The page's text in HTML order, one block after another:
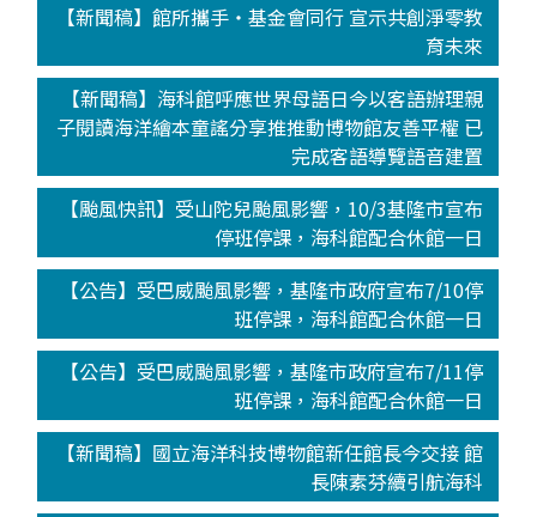
【新聞稿】館所攜手‧基金會同行 宣示共創淨零教
育未來
【新聞稿】海科館呼應世界母語日今以客語辦理親
子閱讀海洋繪本童謠分享推推動博物館友善平權 已
完成客語導覽語音建置
【颱風快訊】受山陀兒颱風影響，10/3基隆市宣布
停班停課，海科館配合休館一日
【公告】受巴威颱風影響，基隆市政府宣布7/10停
班停課，海科館配合休館一日
【公告】受巴威颱風影響，基隆市政府宣布7/11停
班停課，海科館配合休館一日
【新聞稿】國立海洋科技博物館新任館長今交接 館
長陳素芬續引航海科